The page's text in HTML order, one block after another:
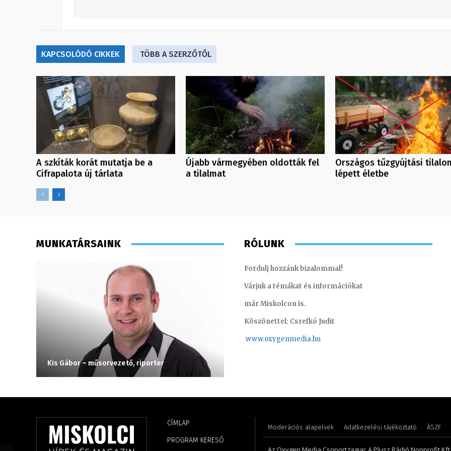
KAPCSOLÓDÓ CIKKEK TÖBB A SZERZŐTŐL
A szkíták korát mutatja be a
Cifrapalota új tárlata
Újabb vármegyében oldották fel
a tilalmat
Országos tűzgyújtási
lépett életbe
MUNKATÁRSAINK
Kis Gábor – műsorvezető, riporter
RÓLUNK
Fordulj hozzánk bizalommal!
Várjuk a témákat és információkat
már Miskolcon is.
Köszönettel: Csrefkó Judit
www.oxygenmedia.hu
CÍMLAP
PROGRAM KERESŐ
Moderációs alapelvek Adatkezelési tájékoztató ÁSZF